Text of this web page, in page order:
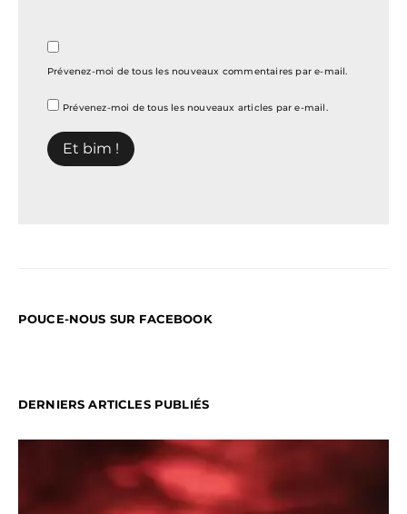
Prévenez-moi de tous les nouveaux commentaires par e-mail.
Prévenez-moi de tous les nouveaux articles par e-mail.
POUCE-NOUS SUR FACEBOOK
DERNIERS ARTICLES PUBLIÉS